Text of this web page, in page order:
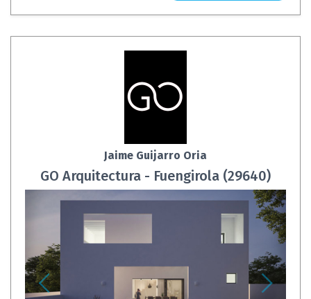
Jaime Guijarro Oria
GO Arquitectura - Fuengirola (29640)